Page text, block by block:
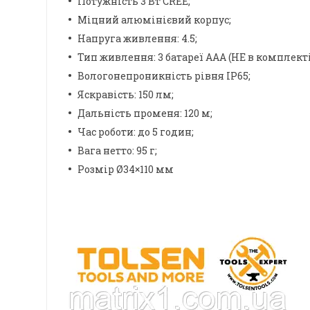
Міцний алюмінієвий корпус;
Напруга живлення: 4.5;
Тип живлення: 3 батареї AAA (НЕ в
Вологонепроникність рівня IP65;
Яскравість: 150 лм;
Дальність променя: 120 м;
Час роботи: до 5 годин;
Вага нетто: 95 г;
Розмір Ø34×110 мм